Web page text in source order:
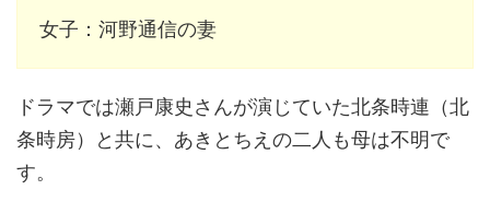
女子：河野通信の妻
ドラマでは瀬戸康史さんが演じていた北条時連（北
条時房）と共に、あきとちえの二人も母は不明で
す。